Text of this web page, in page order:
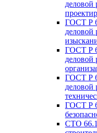
деловой
ГОСТ Р
ГОСТ Р
деловой
ГОСТ Р
деловой
ГОСТ Р
СТО